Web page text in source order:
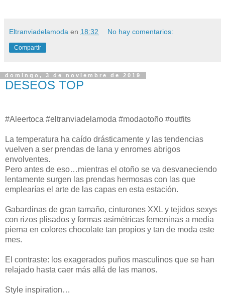
Eltranviadelamoda en 18:32 No hay comentarios:
Compartir
domingo, 3 de noviembre de 2019
DESEOS TOP
#Aleertoca #eltranviadelamoda #modaotoño #outfits
La temperatura ha caído drásticamente y las tendencias
vuelven a ser prendas de lana y enromes abrigos
envolventes.
Pero antes de eso…mientras el otoño se va desvaneciendo
lentamente surgen las prendas hermosas con las que
emplearías el arte de las capas en esta estación.
Gabardinas de gran tamaño, cinturones XXL y tejidos sexys
con rizos plisados y formas asimétricas femeninas a media
pierna en colores chocolate tan propios y tan de moda este
mes.
El contraste: los exagerados puños masculinos que se han
relajado hasta caer más allá de las manos.
Style inspiration…